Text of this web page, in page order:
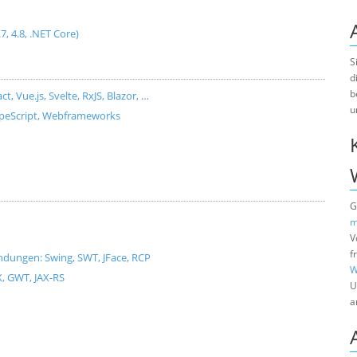
4.8, .NET Core)
Vue.js, Svelte, RxJS, Blazor, …
Webframeworks
Swing, SWT, JFace, RCP
JAX-RS